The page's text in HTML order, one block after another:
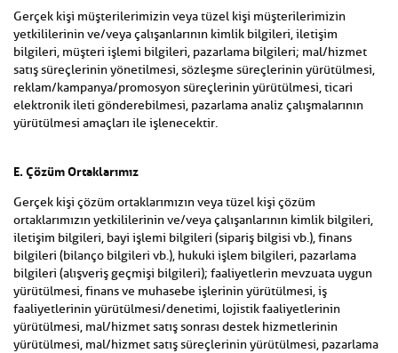
Gerçek kişi müşterilerimizin veya tüzel kişi müşterilerimizin
yetkililerinin ve/veya çalışanlarının kimlik bilgileri, iletişim
bilgileri, müşteri işlemi bilgileri, pazarlama bilgileri; mal/hizmet
satış süreçlerinin yönetilmesi, sözleşme süreçlerinin yürütülmesi,
reklam/kampanya/promosyon süreçlerinin yürütülmesi, ticari
elektronik ileti gönderebilmesi, pazarlama analiz çalışmalarının
yürütülmesi amaçları ile işlenecektir.
E. Çözüm Ortaklarımız
Gerçek kişi çözüm ortaklarımızın veya tüzel kişi çözüm
ortaklarımızın yetkililerinin ve/veya çalışanlarının kimlik bilgileri,
iletişim bilgileri, bayi işlemi bilgileri (sipariş bilgisi vb.), finans
bilgileri (bilanço bilgileri vb.), hukuki işlem bilgileri, pazarlama
bilgileri (alışveriş geçmişi bilgileri); faaliyetlerin mevzuata uygun
yürütülmesi, finans ve muhasebe işlerinin yürütülmesi, iş
faaliyetlerinin yürütülmesi/denetimi, lojistik faaliyetlerinin
yürütülmesi, mal/hizmet satış sonrası destek hizmetlerinin
yürütülmesi, mal/hizmet satış süreçlerinin yürütülmesi, pazarlama